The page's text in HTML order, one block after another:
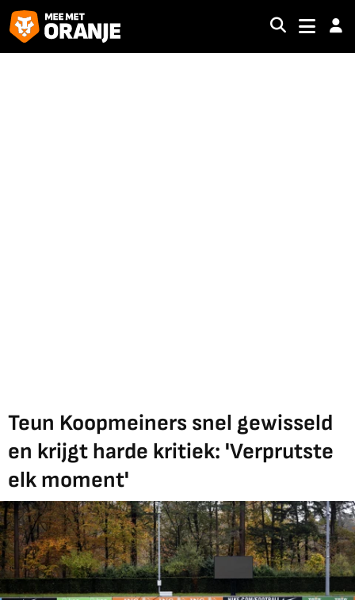
Teun Koopmeiners snel gewisseld
en krijgt harde kritiek: 'Verprutste
elk moment'